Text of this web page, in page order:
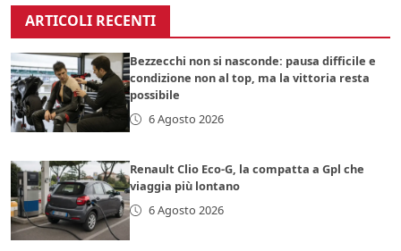
ARTICOLI RECENTI
Bezzecchi non si nasconde: pausa difficile e
condizione non al top, ma la vittoria resta
possibile
6 Agosto 2026
Renault Clio Eco-G, la compatta a Gpl che
viaggia più lontano
6 Agosto 2026